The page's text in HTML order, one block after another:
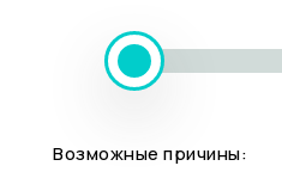
Возможные причины: